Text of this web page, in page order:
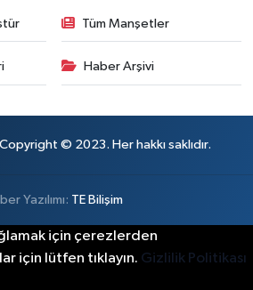
Tüm Manşetler
Haber Arşivi
Copyright © 2023. Her hakkı saklıdır.
Yazılımı: TE Bilişim
için çerezlerden
için lütfen tıklayın. Gizlilik Politikası